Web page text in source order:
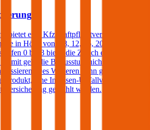
bietet eine Kfz-Haftpflichtversicherung mit
in Höhe von € 8, 12, 15, 20 oder 25
0 bis 3 bietet die Zurich einen
geht die Bonusstufe nicht verloren,
Des Weiteren kann gegen einen
Produkt, eine Insassen-Unfallversicherung
gewählt werden.